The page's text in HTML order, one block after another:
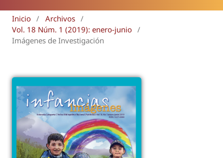
Inicio / Archivos /
Vol. 18 Núm. 1 (2019): enero-junio /
Imágenes de Investigación